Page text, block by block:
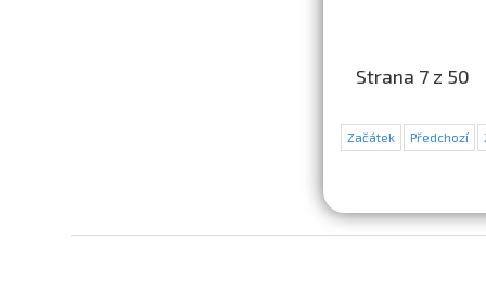
Strana 7 z 50
Začátek Předchozí